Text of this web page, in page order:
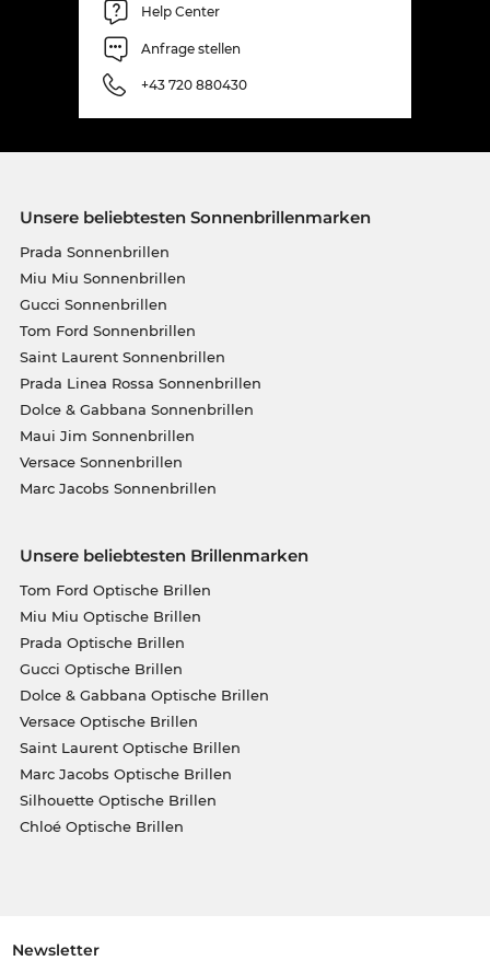
Help Center
Anfrage stellen
+43 720 880430
Unsere beliebtesten Sonnenbrillenmarken
Prada Sonnenbrillen
Miu Miu Sonnenbrillen
Gucci Sonnenbrillen
Tom Ford Sonnenbrillen
Saint Laurent Sonnenbrillen
Prada Linea Rossa Sonnenbrillen
Dolce & Gabbana Sonnenbrillen
Maui Jim Sonnenbrillen
Versace Sonnenbrillen
Marc Jacobs Sonnenbrillen
Unsere beliebtesten Brillenmarken
Tom Ford Optische Brillen
Miu Miu Optische Brillen
Prada Optische Brillen
Gucci Optische Brillen
Dolce & Gabbana Optische Brillen
Versace Optische Brillen
Saint Laurent Optische Brillen
Marc Jacobs Optische Brillen
Silhouette Optische Brillen
Chloé Optische Brillen
Newsletter